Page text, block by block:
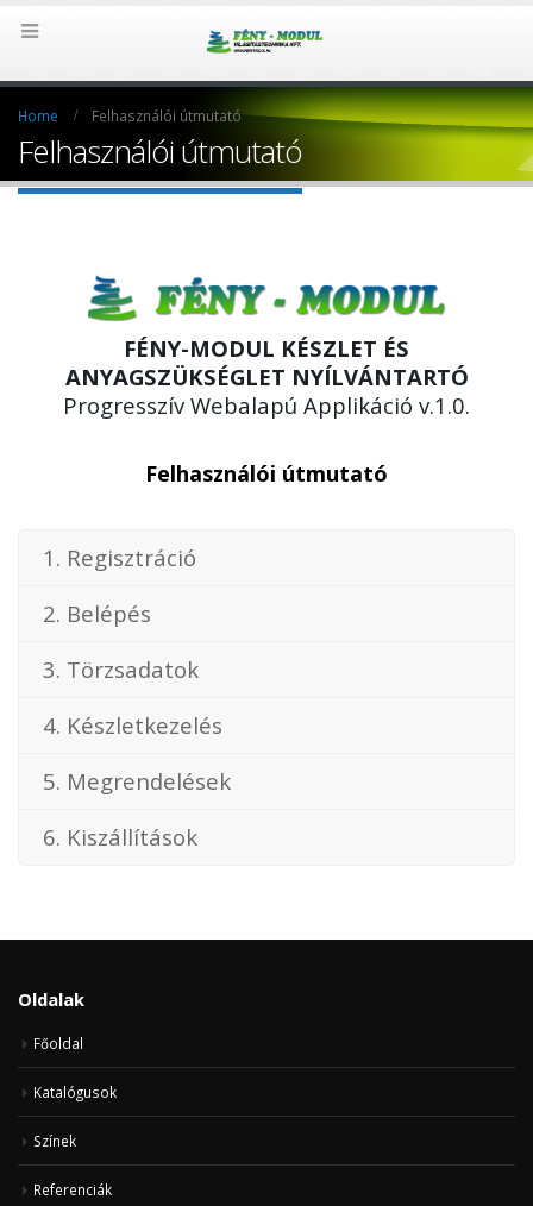
Home Felhasználói útmutató
Felhasználói útmutató
FÉNY-MODUL KÉSZLET ÉS
ANYAGSZÜKSÉGLET NYÍLVÁNTARTÓ
Progresszív Webalapú Applikáció v.1.0.
Felhasználói útmutató
1. Regisztráció
2. Belépés
3. Törzsadatok
4. Készletkezelés
5. Megrendelések
6. Kiszállítások
Oldalak
Főoldal
Katalógusok
Színek
Referenciák